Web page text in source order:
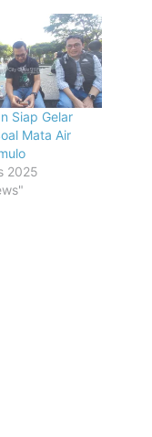
Siap Gelar
Mata Air
2025